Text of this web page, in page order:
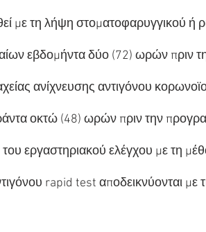
με τη λήψη στοματοφαρυγγικού ή
εβδομήντα δύο (72) ωρών πριν
ανίχνευσης αντιγόνου
οκτώ (48) ωρών πριν την
εργαστηριακού ελέγχου με τη
rapid test αποδεικνύονται με